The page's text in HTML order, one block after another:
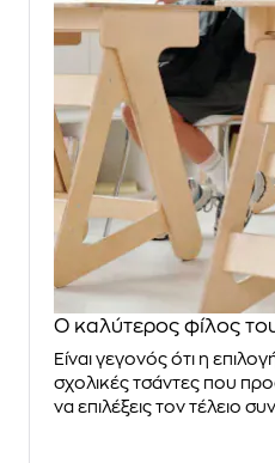
Ο καλύτερος φίλος
Είναι γεγονός ότι η
σχολικές τσάντες που
να επιλέξεις τον τέλειο